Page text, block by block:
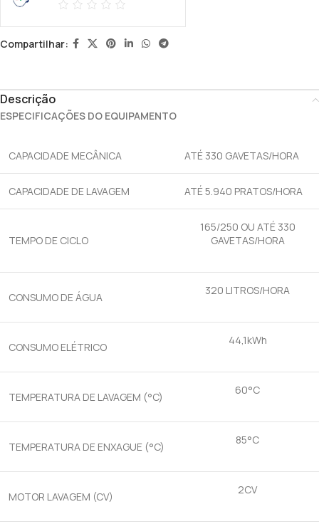
Compartilhar:
Descrição
ESPECIFICAÇÕES DO EQUIPAMENTO
CAPACIDADE MECÂNICA ATÉ 330 GAVETAS/HORA
CAPACIDADE DE LAVAGEM ATÉ 5.940 PRATOS/HORA
TEMPO DE CICLO
165/250 OU ATÉ 330
GAVETAS/HORA
CONSUMO DE ÁGUA
320 LITROS/HORA
CONSUMO ELÉTRICO
44,1kWh
TEMPERATURA DE LAVAGEM (°C)
60°C
TEMPERATURA DE ENXAGUE (°C)
85°C
MOTOR LAVAGEM (CV)
2CV